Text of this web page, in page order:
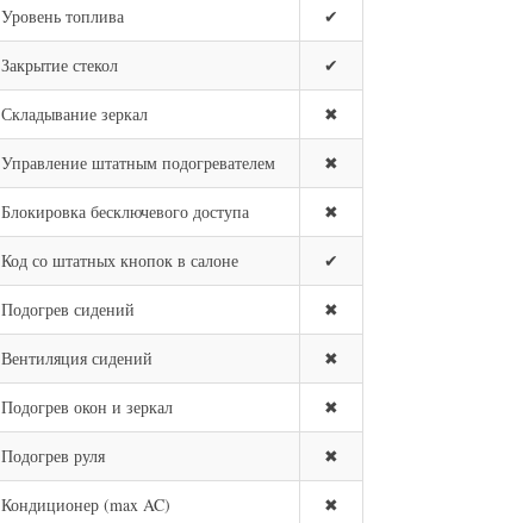
Уровень топлива ✔
Закрытие стекол ✔
Складывание зеркал ✖
Управление штатным подогревателем ✖
Блокировка бесключевого доступа ✖
Код со штатных кнопок в салоне ✔
Подогрев сидений ✖
Вентиляция сидений ✖
Подогрев окон и зеркал ✖
Подогрев руля ✖
Кондиционер (max AC) ✖